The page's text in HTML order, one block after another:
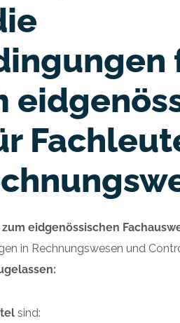
eidgenössischen
in Rechnungswesen und
sind: